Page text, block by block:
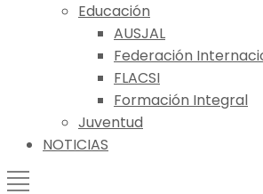
Educación
AUSJAL
Federación
FLACSI
Formación Integral
Juventud
NOTICIAS